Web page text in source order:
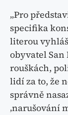
„Pro
specifika
literou
obyvatel
rouškách,
lidí za to, že
správně
‚narušování